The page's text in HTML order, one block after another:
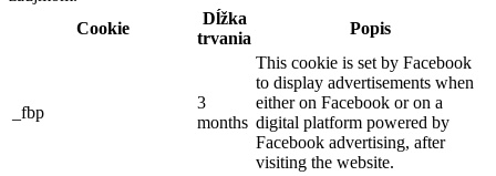
Cookie
Dĺžka
trvania
Popis
_fbp
3
months
This cookie is set by Facebook
to display advertisements when
either on Facebook or on a
digital platform powered by
Facebook advertising, after
visiting the website.